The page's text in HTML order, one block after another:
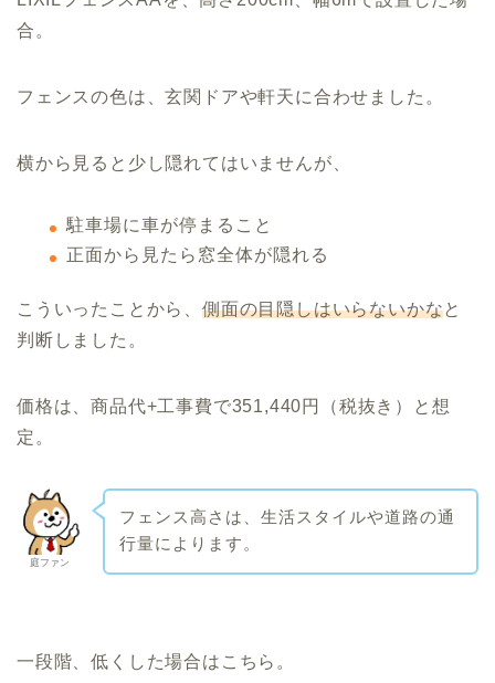
合。
フェンスの色は、玄関ドアや軒天に合わせました。
横から見ると少し隠れてはいませんが、
駐車場に車が停まること
正面から見たら窓全体が隠れる
こういったことから、側面の目隠しはいらないかなと
判断しました。
価格は、商品代+工事費で351,440円（税抜き）と想
定。
庭ファン
フェンス高さは、生活スタイルや道路の通
行量によります。
一段階、低くした場合はこちら。